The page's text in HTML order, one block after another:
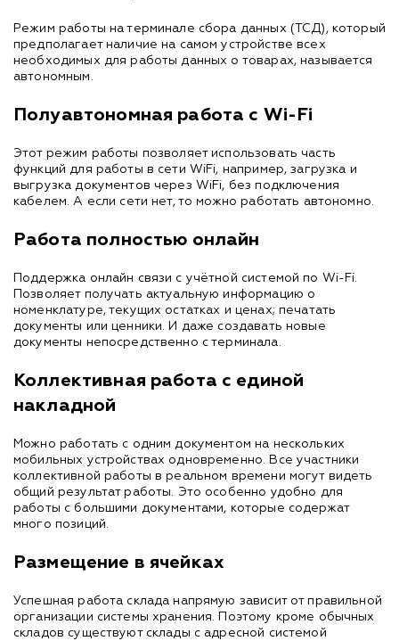
Режим работы на терминале сбора данных (ТСД), который
предполагает наличие на самом устройстве всех
необходимых для работы данных о товарах, называется
автономным.
Полуавтономная работа с Wi-Fi
Этот режим работы позволяет использовать часть
функций для работы в сети WiFi, например, загрузка и
выгрузка документов через WiFi, без подключения
кабелем. А если сети нет, то можно работать автономно.
Работа полностью онлайн
Поддержка онлайн связи с учётной системой по Wi-Fi.
Позволяет получать актуальную информацию о
номенклатуре, текущих остатках и ценах; печатать
документы или ценники. И даже создавать новые
документы непосредственно с терминала.
Коллективная работа с единой
накладной
Можно работать с одним документом на нескольких
мобильных устройствах одновременно. Все участники
коллективной работы в реальном времени могут видеть
общий результат работы. Это особенно удобно для
работы с большими документами, которые содержат
много позиций.
Размещение в ячейках
Успешная работа склада напрямую зависит от правильной
организации системы хранения. Поэтому кроме обычных
складов существуют склады с адресной системой